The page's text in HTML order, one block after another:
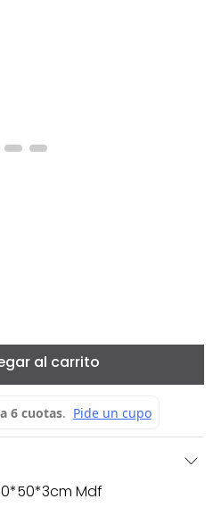
al carrito
Mdf